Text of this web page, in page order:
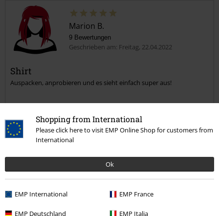
Shopping from International
Please click here to visit EMP Online Shop for customers from
International
Ok
EMP International EMP France
EMP Deutschland EMP Italia
Kommentar jetzt abschicken!
Marion B.
9 Bewertungen
Geschrieben am: Freitag, 22.04.2022
Shirt
Auspacken, anprobieren und es sieht einfach super aus!
5
Design
5
Weite
Länge
zu kurz
perfekt